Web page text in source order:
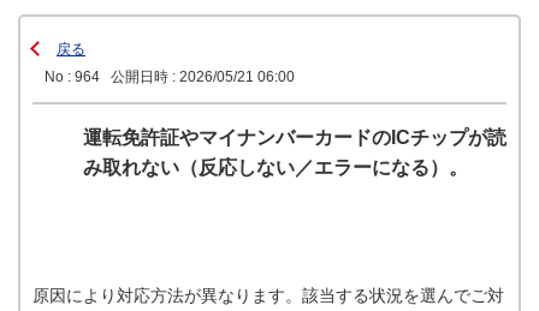
戻る
No : 964
公開日時 : 2026/05/21 06:00
運転免許証やマイナンバーカードのICチップが読
み取れない（反応しない／エラーになる）。
原因により対応方法が異なります。該当する状況を選んでご対